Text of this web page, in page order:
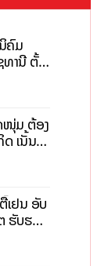
ຄົມ
ທານີ ຕັ້ງ
, ສ້າງ
ໜຸ່ມ ຕ້ອງ
ເນັ້ນດຶງ
ເຢນ ອັບ
ຮັບຮອງ